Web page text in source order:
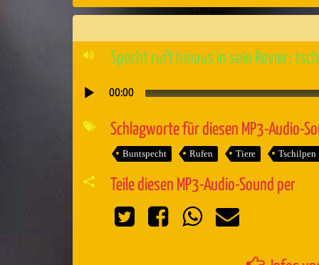
Specht ruft hinaus in sein Revier:
Audio-
Player
00:00
Schlagworte für diesen MP3-Audio-
Buntspecht Rufen Tiere Tschilpen
Teile diesen MP3-Audio-Sound per